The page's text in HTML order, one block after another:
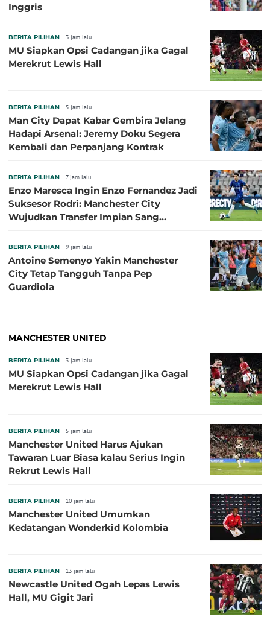
Inggris
BERITA PILIHAN 3 jam lalu
MU Siapkan Opsi Cadangan jika Gagal
Merekrut Lewis Hall
BERITA PILIHAN 5 jam lalu
Man City Dapat Kabar Gembira Jelang
Hadapi Arsenal: Jeremy Doku Segera
Kembali dan Perpanjang Kontrak
BERITA PILIHAN 7 jam lalu
Enzo Maresca Ingin Enzo Fernandez Jadi
Suksesor Rodri: Manchester City
Wujudkan Transfer Impian Sang
BERITA PILIHAN 9 jam lalu
Antoine Semenyo Yakin Manchester
City Tetap Tangguh Tanpa Pep
Guardiola
MANCHESTER UNITED
BERITA PILIHAN 3 jam lalu
MU Siapkan Opsi Cadangan jika Gagal
Merekrut Lewis Hall
BERITA PILIHAN 5 jam lalu
Manchester United Harus Ajukan
Tawaran Luar Biasa kalau Serius Ingin
Rekrut Lewis Hall
BERITA PILIHAN 10 jam lalu
Manchester United Umumkan
Kedatangan Wonderkid Kolombia
BERITA PILIHAN 13 jam lalu
Newcastle United Ogah Lepas Lewis
Hall, MU Gigit Jari